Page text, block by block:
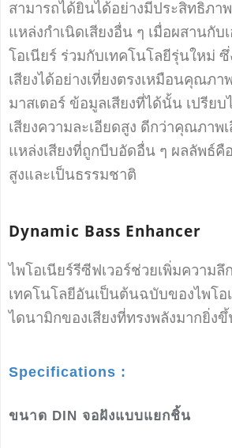
สามารถได้ยินได้อย่างมีประสิทธิภา
แหล่งกำเนิดเสียงอื่น ๆ เมื่อผสานกั
โอเนียร์ ร่วมกับเทคโนโลยีรุ่นให
เสียงได้อย่างเที่ยงตรงเหมือนคุณภ
มาสเตอร์ ข้อมูลเสียงที่ได้นั้น เปรีย
เสียงความละเอียดสูง ดีกว่าคุณภาพ
แหล่งเสียงที่ถูกบีบอัดอื่น ๆ ผลลัพธ์คื
สูงและเป็นธรรมชาติ
Dynamic Bass Enhancer
ไพโอเนียร์รีซีฟเวอร์ช่วยเพิ่มความลึ
เทคโนโลยีอันเป็นต้นฉบับของไพโอ
ไดนามิกของเสียงที่ทรงพลังมากยิ่ง
Specifications :
ขนาด DIN จอฝังแบบแยกชิ้น